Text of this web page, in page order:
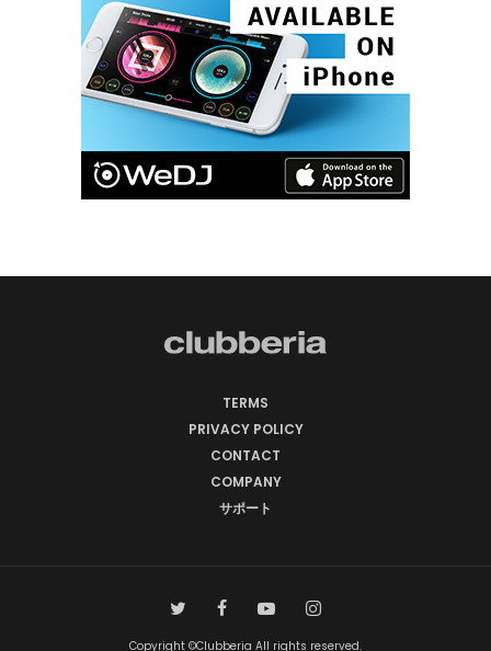
TERMS
PRIVACY POLICY
CONTACT
COMPANY
サポート
Copyright ©Clubberia All rights reserved.